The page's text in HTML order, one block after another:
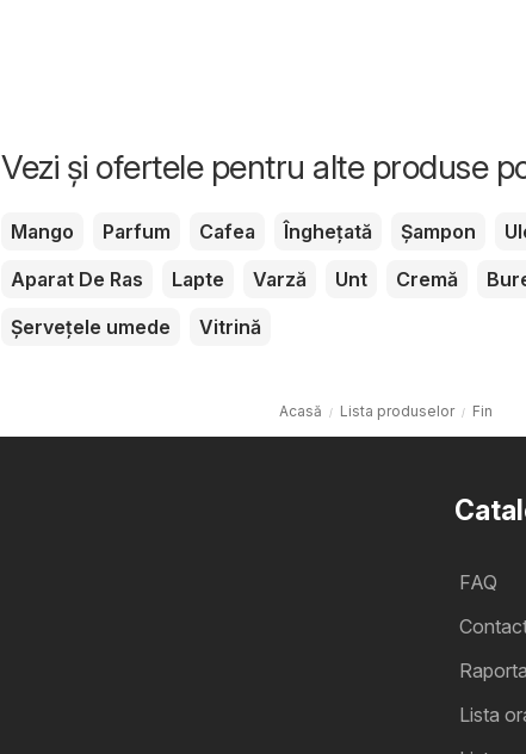
Vezi și ofertele pentru alte produse
Mango Parfum Cafea Înghețată Șampon
Aparat De Ras
Lapte Varză Unt Cremă
Șervețele umede
Vitrină
Acasă Lista produselor Fin
FAQ
Lista